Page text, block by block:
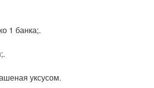
1 банка;.
уксусом.